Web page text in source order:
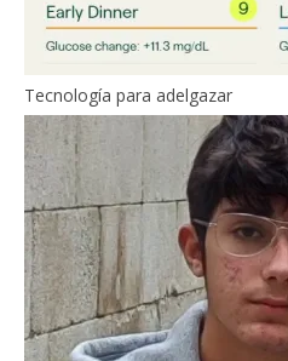
Tecnología para adelgazar